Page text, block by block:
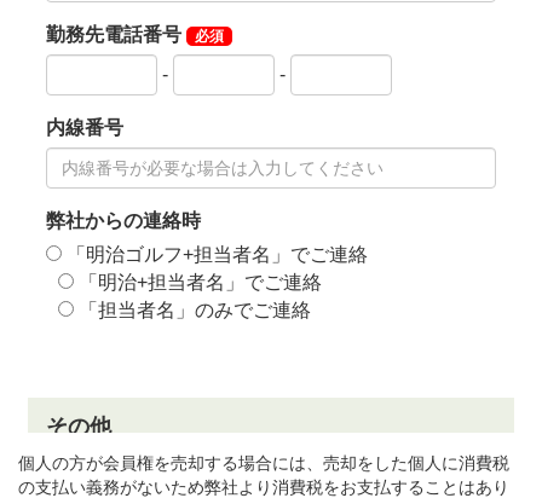
秩父鉄道「皆野駅」下車、タクシー利用で約15分。
西武池袋線「西武秩父駅」下車、送迎バスまたはタク
シーで約20分です。
※西武秩父駅からザ ナショナルカントリー倶楽部 埼玉
のクラブバスが運行しています。
個人の方が会員権を売却する場合には、売却をした個人に消費税
の支払い義務がないため弊社より消費税をお支払することはあり